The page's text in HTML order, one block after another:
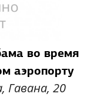
во время
аэропорту
Гавана, 20